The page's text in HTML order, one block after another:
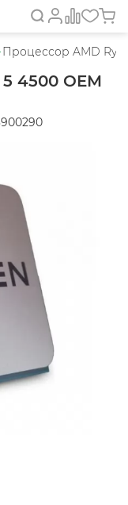
Процессор AMD
4500 OEM